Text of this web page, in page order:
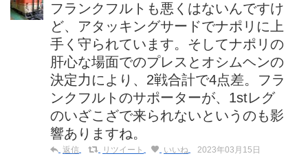
フランクフルトも悪くはないんですけ
ど、アタッキングサードでナポリに上
手く守られています。そしてナポリの
肝心な場面でのプレスとオシムヘンの
決定力により、2戦合計で4点差。フラ
ンクフルトのサポーターが、1stレグ
のいざこざで来られないというのも影
響ありますね。
返信 リツイート いいね
2023年03月15日